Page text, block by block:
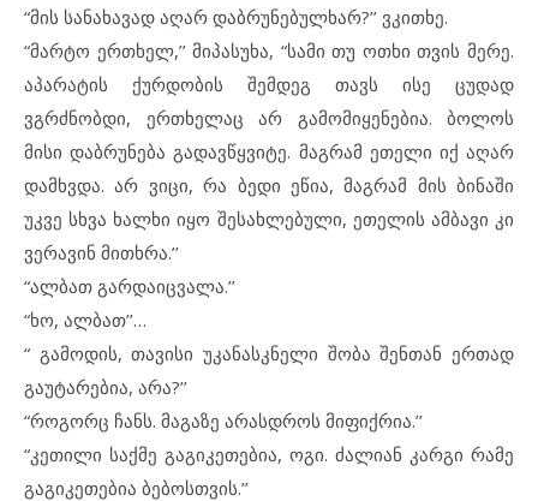
“მის სანახავად აღარ დაბრუნებულხარ?’’ ვკითხე.
“მარტო ერთხელ,’’ მიპასუხა, “სამი თუ ოთხი თვის მერე.
აპარატის ქურდობის შემდეგ თავს ისე ცუდად
ვგრძნობდი, ერთხელაც არ გამომიყენებია. ბოლოს
მისი დაბრუნება გადავწყვიტე. მაგრამ ეთელი იქ აღარ
დამხვდა. არ ვიცი, რა ბედი ეწია, მაგრამ მის ბინაში
უკვე სხვა ხალხი იყო შესახლებული, ეთელის ამბავი კი
ვერავინ მითხრა.’’
“ალბათ გარდაიცვალა.’’
“ხო, ალბათ’’…
“ გამოდის, თავისი უკანასკნელი შობა შენთან ერთად
გაუტარებია, არა?’’
“როგორც ჩანს. მაგაზე არასდროს მიფიქრია.’’
“კეთილი საქმე გაგიკეთებია, ოგი. ძალიან კარგი რამე
გაგიკეთებია ბებოსთვის.’’